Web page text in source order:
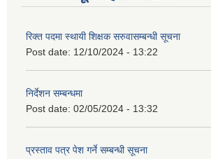
रिक्त पदमा स्थायी शिक्षक सरुवासम्बन्धी सूचना
Post date: 12/10/2024 - 13:22
निर्देशन सम्बन्धमा
Post date: 02/05/2024 - 13:32
प्रस्ताव पत्र पेश गर्ने सम्बन्धी सूचना